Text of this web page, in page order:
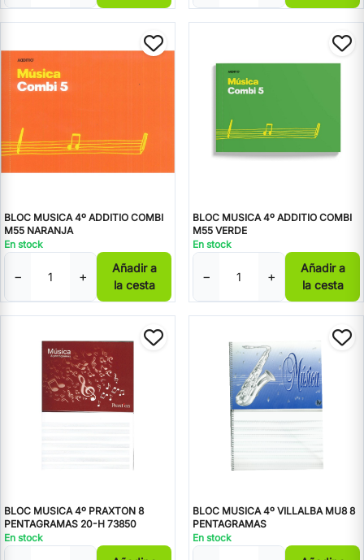
BLOC MUSICA 4º ADDITIO COMBI
M55 NARANJA
En stock
− +
Añadir a
la cesta
BLOC MUSICA 4º ADDITIO COMBI
M55 VERDE
En stock
− +
Añadir a
la cesta
BLOC MUSICA 4º PRAXTON 8
PENTAGRAMAS 20-H 73850
En stock
BLOC MUSICA 4º VILLALBA MU8 8
PENTAGRAMAS
En stock